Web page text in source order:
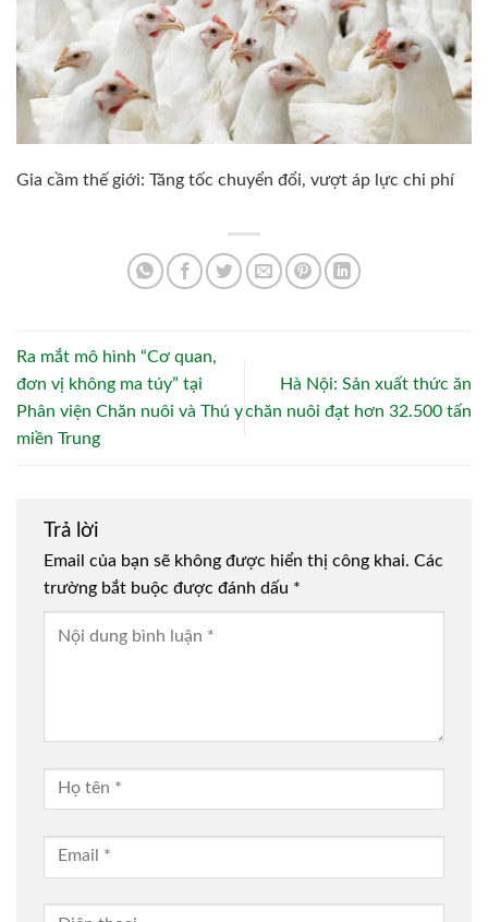
Gia cầm thế giới: Tăng tốc chuyển đổi, vượt áp lực chi phí
Ra mắt mô hình “Cơ quan,
đơn vị không ma túy” tại
Phân viện Chăn nuôi và Thú y
miền Trung
Hà Nội: Sản xuất thức ăn
chăn nuôi đạt hơn 32.500 tấn
Trả lời
Email của bạn sẽ không được hiển thị công khai. Các
trường bắt buộc được đánh dấu *